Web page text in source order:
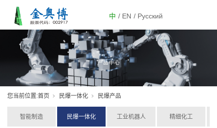
/ Русский
/ EN
中
您当前位置:首页 民爆一体化 民爆产品
智能制造 民爆一体化 工业机器人 精细化工